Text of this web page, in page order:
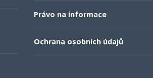
Právo na informace
Ochrana osobních údajů